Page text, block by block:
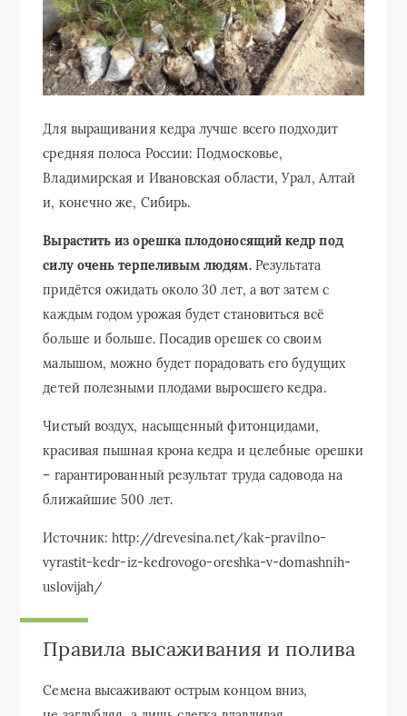
Для выращивания кедра лучше всего подходит
средняя полоса России: Подмосковье,
Владимирская и Ивановская области, Урал, Алтай
и, конечно же, Сибирь.
Вырастить из орешка плодоносящий кедр под
силу очень терпеливым людям. Результата
придётся ожидать около 30 лет, а вот затем с
каждым годом урожая будет становиться всё
больше и больше. Посадив орешек со своим
малышом, можно будет порадовать его будущих
детей полезными плодами выросшего кедра.
Чистый воздух, насыщенный фитонцидами,
красивая пышная крона кедра и целебные орешки
– гарантированный результат труда садовода на
ближайшие 500 лет.
Источник: http://drevesina.net/kak-pravilno-
vyrastit-kedr-iz-kedrovogo-oreshka-v-domashnih-
uslovijah/
Правила высаживания и полива
Семена высаживают острым концом вниз,